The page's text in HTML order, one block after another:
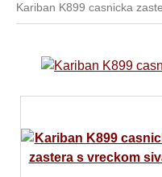
Kariban K899 casnicka